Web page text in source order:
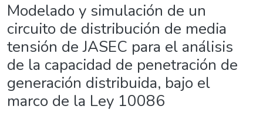
Modelado y simulación de un
circuito de distribución de media
tensión de JASEC para el análisis
de la capacidad de penetración de
generación distribuida, bajo el
marco de la Ley 10086